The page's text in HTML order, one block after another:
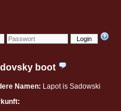
Login
boot
Namen: Lapot is Sadowski